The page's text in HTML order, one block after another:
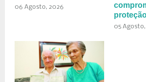
06 Agosto, 2026
05